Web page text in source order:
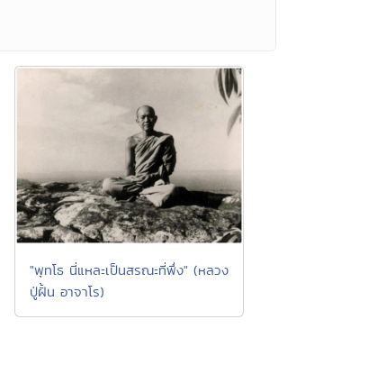
"พุทโธ นี่แหละเป็นสรณะที่พึ่ง" (หลวง
ปู่ฝั้น อาจาโร)